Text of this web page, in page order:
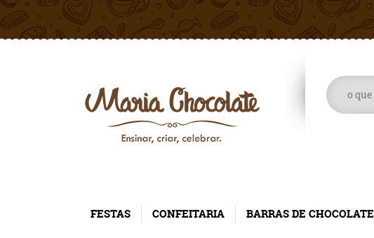
FESTAS CONFEITARIA BARRAS DE CHOCOLATE